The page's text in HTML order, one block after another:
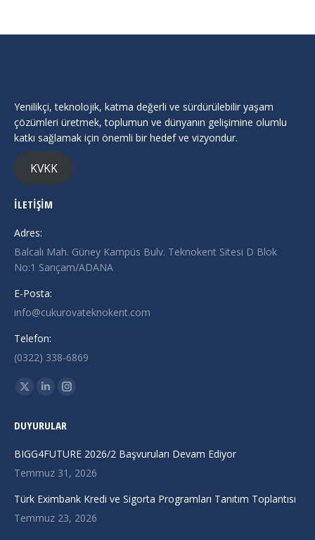
Yenilikçi, teknolojik, katma değerli ve sürdürülebilir yaşam
çözümleri üretmek, toplumun ve dünyanın gelişimine olumlu
katkı sağlamak için önemli bir hedef ve vizyondur.
KVKK
İLETİŞİM
Adres:
Balcalı Mah. Güney Kampüs Bulv. Teknokent Sitesi D Blok
No:1 Sarıçam/ADANA
E-Posta:
info@cukurovateknokent.com
Telefon:
(0322) 338-6869
Find us on:
X
opens
in
Linkedin
opens
in
new
Instagram
opens
in
new
DUYURULAR
BIGG4FUTURE 2026/2 Başvuruları Devam Ediyor
Temmuz 31, 2026
Türk Eximbank Kredi ve Sigorta Programları Tanıtım Toplantısı
Temmuz 23, 2026